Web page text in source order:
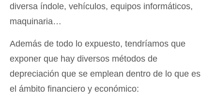
diversa índole, vehículos, equipos informáticos,
maquinaria…
Además de todo lo expuesto, tendríamos que
exponer que hay diversos métodos de
depreciación que se emplean dentro de lo que es
el ámbito financiero y económico: